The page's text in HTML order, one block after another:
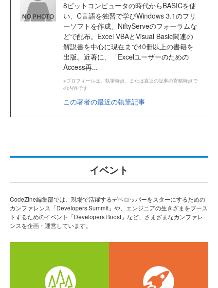
8ビットコンピュータの時代からBASICを使
い、C言語を独習で学びWindows 3.1のフリ
ーソフトを作成、NiftyServeのフォーラムな
どで配布。Excel VBAとVisual Basic関連の
解説書を中心に現在まで40冊以上の書籍を
出版。近著に、「Excelユーザーのための
Access再...
※プロフィールは、執筆時点、または直近の記事の寄稿時点で
の内容です
この著者の最近の執筆記事
イベント
CodeZine編集部では、現場で活躍するデベロッパーをスターにするための
カンファレンス「Developers Summit」や、エンジニアの生きざまをブース
トするためのイベント「Developers Boost」など、さまざまなカンファレ
ンスを企画・運営しています。